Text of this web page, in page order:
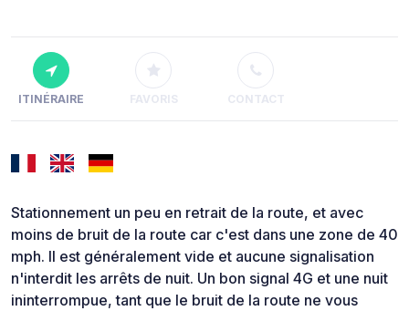
ITINÉRAIRE FAVORIS CONTACT
Stationnement un peu en retrait de la route, et avec
moins de bruit de la route car c'est dans une zone de 40
mph. Il est généralement vide et aucune signalisation
n'interdit les arrêts de nuit. Un bon signal 4G et une nuit
ininterrompue, tant que le bruit de la route ne vous